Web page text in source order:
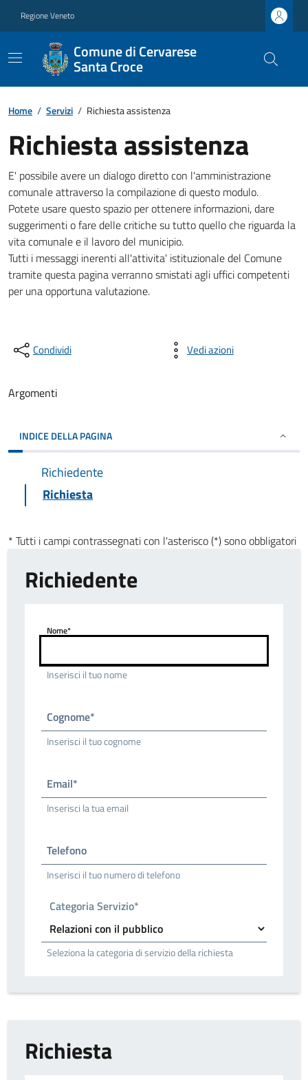
Regione Veneto
Comune di Cervarese
Santa Croce
Home / Servizi / Richiesta assistenza
Richiesta assistenza
E' possibile avere un dialogo diretto con l'amministrazione
comunale attraverso la compilazione di questo modulo.
Potete usare questo spazio per ottenere informazioni, dare
suggerimenti o fare delle critiche su tutto quello che riguarda la
vita comunale e il lavoro del municipio.
Tutti i messaggi inerenti all'attivita' istituzionale del Comune
tramite questa pagina verranno smistati agli uffici competenti
per una opportuna valutazione.
Condividi Vedi azioni
Argomenti
INDICE DELLA PAGINA
Richiedente
Richiesta
* Tutti i campi contrassegnati con l'asterisco (*) sono obbligatori
Richiedente
Nome*
Inserisci il tuo nome
Cognome*
Inserisci il tuo cognome
Email*
Inserisci la tua email
Telefono
Inserisci il tuo numero di telefono
Categoria Servizio*
Seleziona la categoria di servizio della richiesta
Richiesta